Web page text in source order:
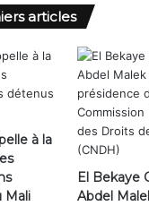
articles
à la
Mali
El Bekaye
Abdel